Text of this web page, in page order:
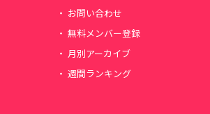
お問い合わせ
無料メンバー登録
月別アーカイブ
週間ランキング